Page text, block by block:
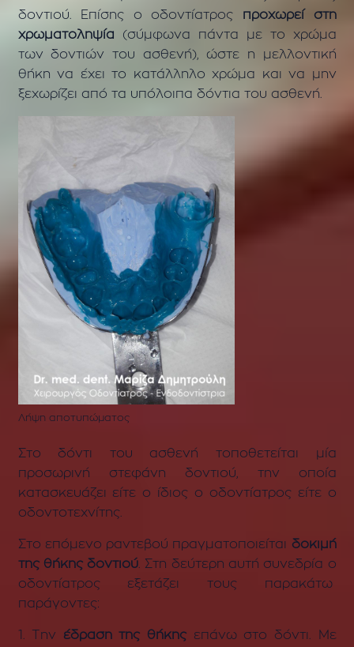
δοντιού. Επίσης ο οδοντίατρος προχωρεί στη
χρωματοληψία (σύμφωνα πάντα με το χρώμα
των δοντιών του ασθενή), ώστε η μελλοντική
θήκη να έχει το κατάλληλο χρώμα και να μην
ξεχωρίζει από τα υπόλοιπα δόντια του ασθενή.
Λήψη αποτυπώματος
Στο δόντι του ασθενή τοποθετείται μία
προσωρινή στεφάνη δοντιού, την οποία
κατασκευάζει είτε ο ίδιος ο οδοντίατρος είτε ο
οδοντοτεχνίτης.
Στο επόμενο ραντεβού πραγματοποιείται δοκιμή
της θήκης δοντιού . Στη δεύτερη αυτή συνεδρία ο
οδοντίατρος εξετάζει τους παρακάτω
παράγοντες:
1. Την έδρασητης θήκης επάνω στο δόντι. Με